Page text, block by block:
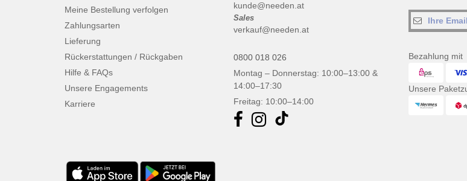
Meine Bestellung verfolgen
Zahlungsarten
Lieferung
Rückerstattungen / Rückgaben
Hilfe & FAQs
Unsere Engagements
Karriere
kunde@needen.at
Sales
verkauf@needen.at
0800 018 026
Montag – Donnerstag: 10:00–13:00 &
14:00–17:30
Freitag: 10:00–14:00
Bezahlung mit
Unsere